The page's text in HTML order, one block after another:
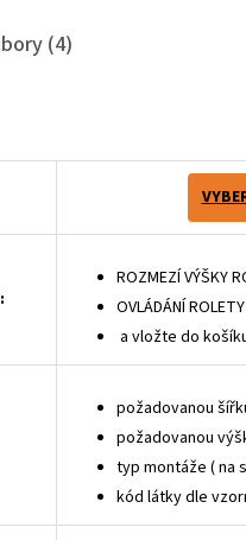
(4)
ROZMEZÍ VÝŠKY
OVLÁDÁNÍ ROLETY
a vložte do
požadovanou
požadovanou
typ montáže ( na
kód látky dle